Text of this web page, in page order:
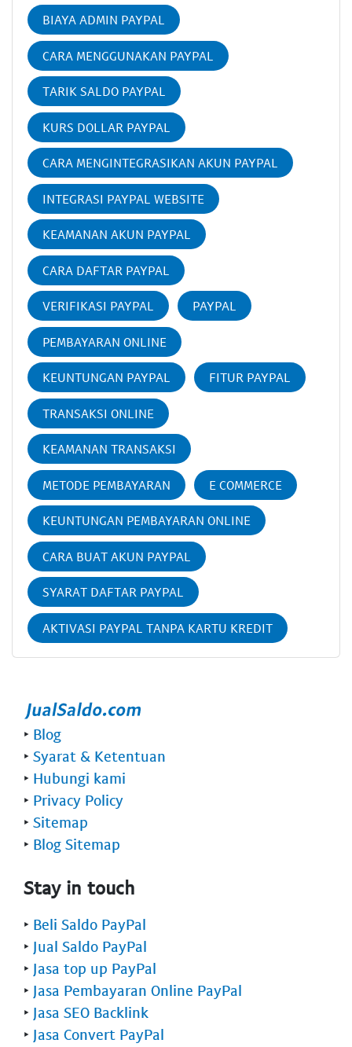
BIAYA ADMIN PAYPAL
CARA MENGGUNAKAN PAYPAL
TARIK SALDO PAYPAL
KURS DOLLAR PAYPAL
CARA MENGINTEGRASIKAN AKUN PAYPAL
INTEGRASI PAYPAL WEBSITE
KEAMANAN AKUN PAYPAL
CARA DAFTAR PAYPAL
VERIFIKASI PAYPAL PAYPAL
PEMBAYARAN ONLINE
KEUNTUNGAN PAYPAL FITUR PAYPAL
TRANSAKSI ONLINE
KEAMANAN TRANSAKSI
METODE PEMBAYARAN E COMMERCE
KEUNTUNGAN PEMBAYARAN ONLINE
CARA BUAT AKUN PAYPAL
SYARAT DAFTAR PAYPAL
AKTIVASI PAYPAL TANPA KARTU KREDIT
‣ Blog
‣ Syarat & Ketentuan
‣ Hubungi kami
‣ Privacy Policy
‣ Sitemap
‣ Blog Sitemap
Stay in touch
‣ Beli Saldo PayPal
‣ Jual Saldo PayPal
‣ Jasa top up PayPal
‣ Jasa Pembayaran Online PayPal
‣ Jasa SEO Backlink
‣ Jasa Convert PayPal